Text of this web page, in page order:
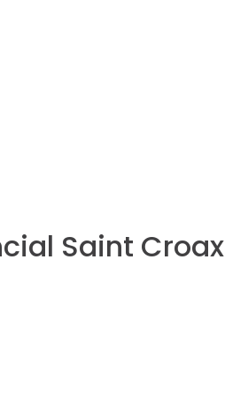
Saint Croax